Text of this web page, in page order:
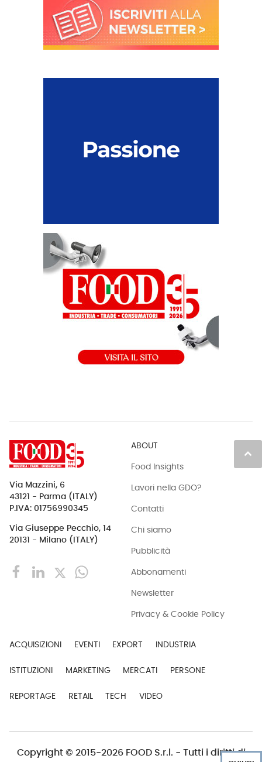
keyboard_arrow_up
Via Mazzini, 6
43121 - Parma (ITALY)
P.IVA: 01756990345
Via Giuseppe Pecchio, 14
20131 - Milano (ITALY)
ABOUT
Food Insights
Lavori nella GDO?
Contatti
Chi siamo
Pubblicità
Abbonamenti
Newsletter
Privacy & Cookie Policy
ACQUISIZIONI EVENTI EXPORT INDUSTRIA
ISTITUZIONI MARKETING MERCATI PERSONE
REPORTAGE RETAIL TECH VIDEO
Copyright © 2015-2026 FOOD S.r.l. - Tutti i diritti di